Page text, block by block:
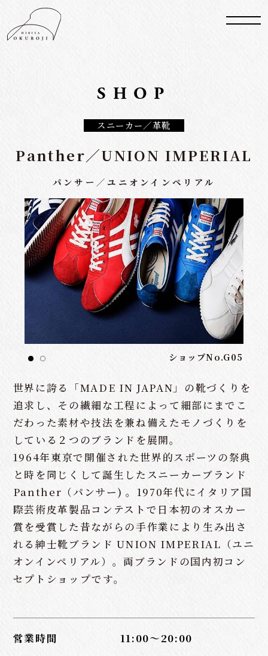
SHOP
スニーカー／革靴
Panther／UNION IMPERIAL
パンサー／ユニオンインペリアル
ショップNo.G05
世界に誇る「MADE IN JAPAN」の靴づくりを
追求し、その繊細な工程によって細部にまでこ
だわった素材や技法を兼ね備えたモノづくりを
している２つのブランドを展開。
1964年東京で開催された世界的スポーツの祭典
と時を同じくして誕生したスニーカーブランド
Panther（パンサー) 。1970年代にイタリア国
際芸術皮革製品コンテストで日本初のオスカー
賞を受賞した昔ながらの手作業により生み出さ
れる紳士靴ブランド UNION IMPERIAL（ユニ
オンインペリアル）。両ブランドの国内初コン
セプトショップです。
営業時間 11:00～20:00